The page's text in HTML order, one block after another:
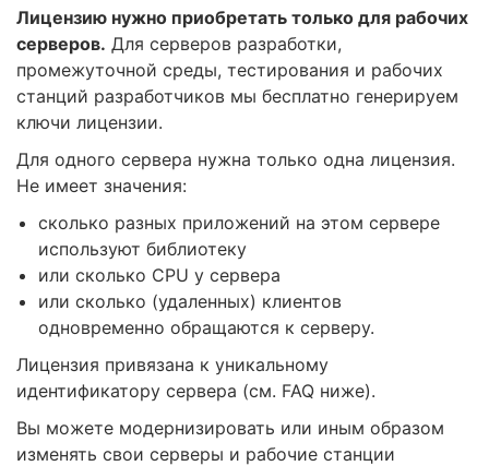
Лицензию нужно приобретать только для рабочих
серверов. Для серверов разработки,
промежуточной среды, тестирования и рабочих
станций разработчиков мы бесплатно генерируем
ключи лицензии.
Для одного сервера нужна только одна лицензия.
Не имеет значения:
сколько разных приложений на этом сервере
используют библиотеку
или сколько CPU у сервера
или сколько (удаленных) клиентов
одновременно обращаются к серверу.
Лицензия привязана к уникальному
идентификатору сервера (см. FAQ ниже).
Вы можете модернизировать или иным образом
изменять свои серверы и рабочие станции